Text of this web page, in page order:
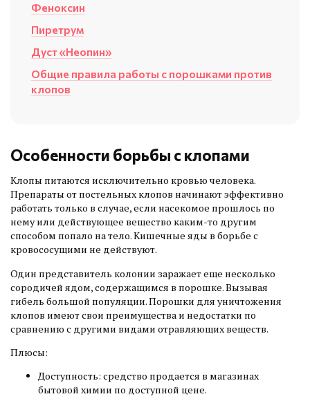
Феноксин
Пиретрум
Дуст «Неопин»
Общие правила работы с порошками против
клопов
Особенности борьбы с клопами
Клопы питаются исключительно кровью человека.
Препараты от постельных клопов начинают эффективно
работать только в случае, если насекомое прошлось по
нему или действующее вещество каким-то другим
способом попало на тело. Кишечные яды в борьбе с
кровососущими не действуют.
Один представитель колонии заражает еще несколько
сородичей ядом, содержащимся в порошке. Вызывая
гибель большой популяции. Порошки для уничтожения
клопов имеют свои преимущества и недостатки по
сравнению с другими видами отравляющих веществ.
Плюсы:
Доступность: средство продается в магазинах
бытовой химии по доступной цене.